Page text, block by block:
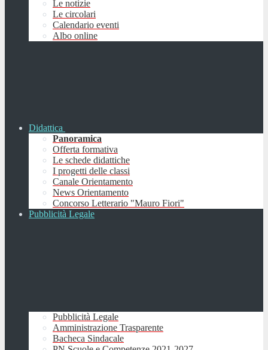
Le notizie
Le circolari
Calendario eventi
Albo online
Didattica
Panoramica
Offerta formativa
Le schede didattiche
I progetti delle classi
Canale Orientamento
News Orientamento
Concorso Letterario "Mauro Fiori"
Pubblicità Legale
Pubblicità Legale
Amministrazione Trasparente
Bacheca Sindacale